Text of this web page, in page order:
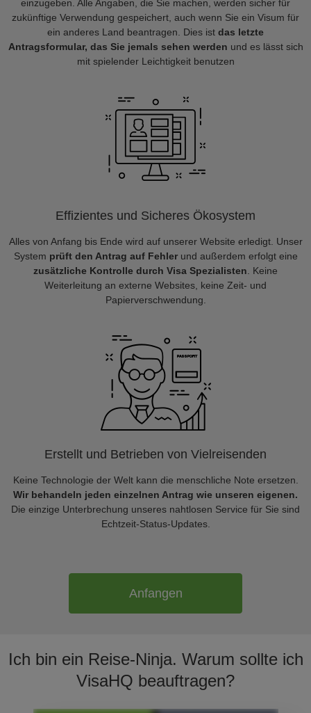
einzugeben. Alle Angaben, die Sie machen, werden sicher für
zukünftige Verwendung gespeichert, auch wenn Sie ein Visum für
ein anderes Land beantragen. Dies ist das letzte
Antragsformular, das Sie jemals sehen werden und es lässt sich
mit spielender Leichtigkeit benutzen
Effizientes und Sicheres Ökosystem
Alles von Anfang bis Ende wird auf unserer Website erledigt. Unser
System prüft den Antrag auf Fehlerund außerdem erfolgt eine
zusätzliche Kontrolle durch Visa Spezialisten . Keine
Weiterleitung an externe Websites, keine Zeit- und
Papierverschwendung.
Erstellt und Betrieben von Vielreisenden
Keine Technologie der Welt kann die menschliche Note ersetzen.
Wir behandeln jeden einzelnen Antrag wie unseren eigenen.
Die einzige Unterbrechung unseres nahtlosen Service für Sie sind
Echtzeit-Status-Updates.
Anfangen
Ich bin ein Reise-Ninja. Warum sollte ich
VisaHQ beauftragen?